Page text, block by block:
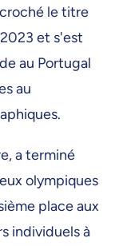
le titre
et s'est
au Portugal
au
a terminé
olympiques
place aux
individuels à